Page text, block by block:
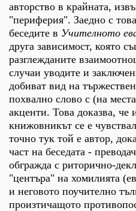
авторство в крайната,
"периферия". Заедно с
беседите в Учителното
друга зависимост, която
разглежданите
случаи уводите и
добиват вид на
похвално слово с (на
акценти. Това доказва, че
книжовникът се е
точно тук той е автор,
част на беседата -
обгражда с риторично-
"центъра" на хомилията
и неговото поучително
произтичащото